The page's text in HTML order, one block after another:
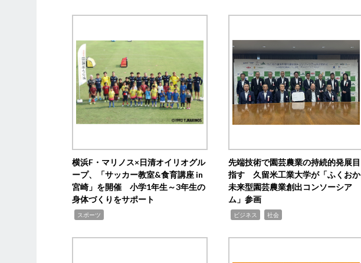
横浜F・マリノス×日清オイリオグル
ープ、「サッカー教室&食育講座 in
宮崎」を開催 小学1年生～3年生の
身体づくりをサポート
スポーツ
先端技術で園芸農業の持続的発展目
指す 久留米工業大学が「ふくおか
未来型園芸農業創出コンソーシア
ム」参画
ビジネス 社会